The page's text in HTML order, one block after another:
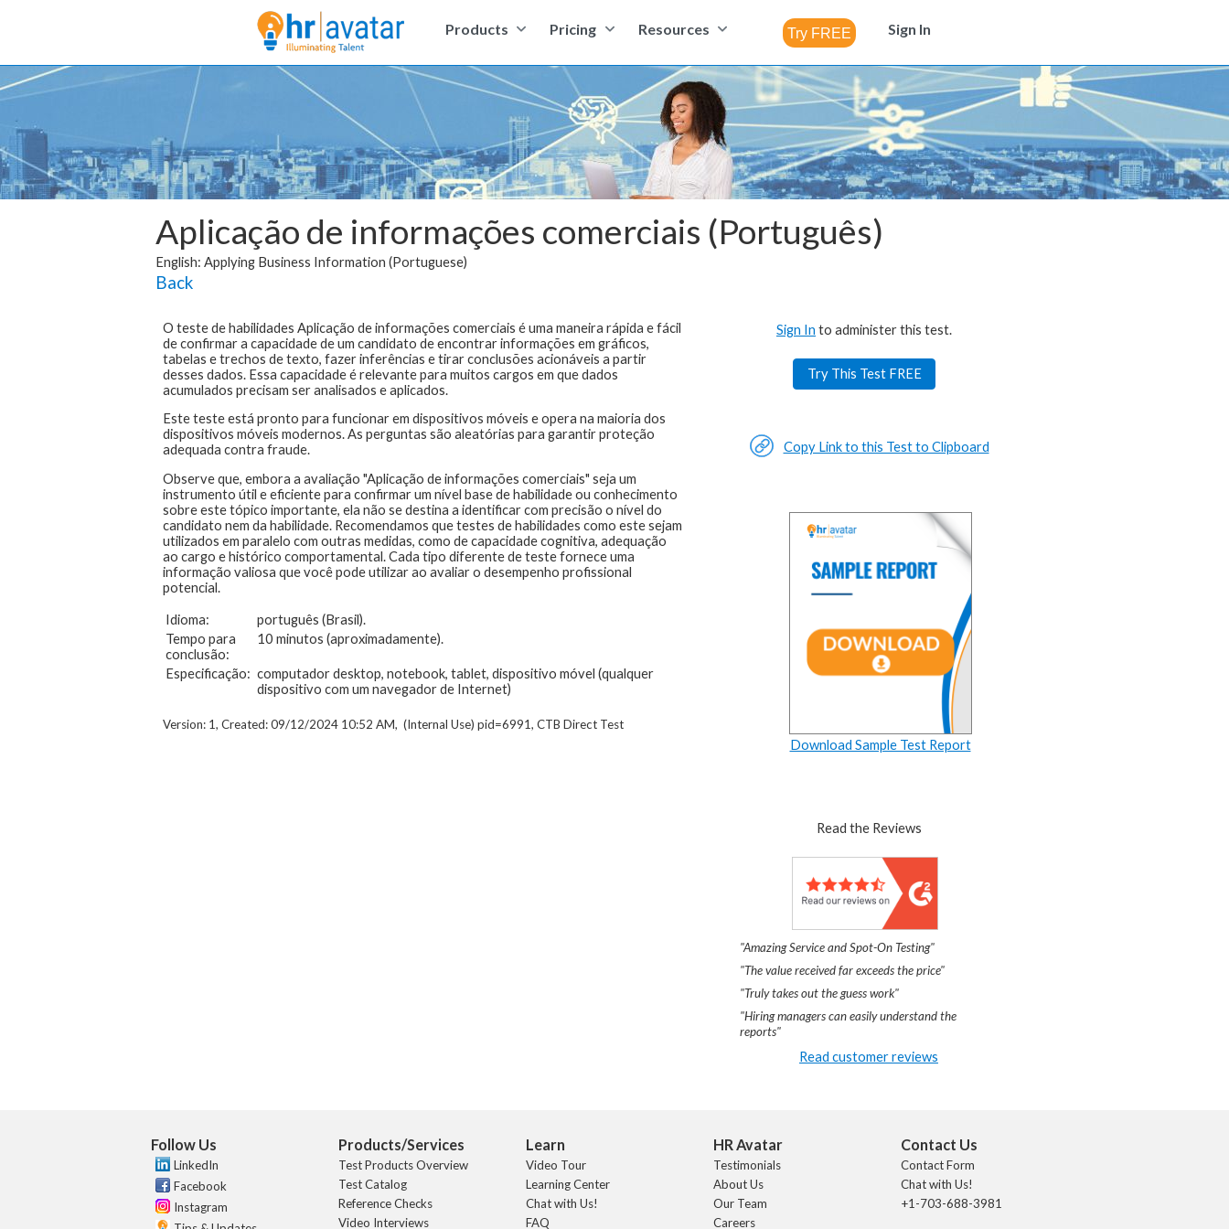
Products Pricing Resources Sign In
Aplicação de informações comerciais (Português)
English: Applying Business Information (Portuguese)
Back
O teste de habilidades Aplicação de informações comerciais é uma maneira rápida e fácil
de confirmar a capacidade de um candidato de encontrar informações em gráficos,
tabelas e trechos de texto, fazer inferências e tirar conclusões acionáveis a partir
desses dados. Essa capacidade é relevante para muitos cargos em que dados
acumulados precisam ser analisados e aplicados.
Este teste está pronto para funcionar em dispositivos móveis e opera na maioria dos
dispositivos móveis modernos. As perguntas são aleatórias para garantir proteção
adequada contra fraude.
Observe que, embora a avaliação "Aplicação de informações comerciais" seja um
instrumento útil e eficiente para confirmar um nível base de habilidade ou conhecimento
sobre este tópico importante, ela não se destina a identificar com precisão o nível do
candidato nem da habilidade. Recomendamos que testes de habilidades como este sejam
utilizados em paralelo com outras medidas, como de capacidade cognitiva, adequação
ao cargo e histórico comportamental. Cada tipo diferente de teste fornece uma
informação valiosa que você pode utilizar ao avaliar o desempenho profissional
potencial.
Idioma:
português (Brasil).
Tempo para
conclusão:
10 minutos (aproximadamente).
Especificação: computador desktop, notebook, tablet, dispositivo móvel (qualquer
dispositivo com um navegador de Internet)
Version: 1, Created: 09/12/2024 10:52 AM, (Internal Use) pid=6991, CTB Direct Test
Sign In to administer this test.
Try This Test FREE
Copy Link to this Test to Clipboard
Download Sample Test Report
Read the Reviews
"Amazing Service and Spot-On Testing"
"The value received far exceeds the price"
"Truly takes out the guess work"
"Hiring managers can easily understand the
reports"
Read customer reviews
Follow Us
LinkedIn
Facebook
Instagram
Products/Services
Test Products Overview
Test Catalog
Reference Checks
Video Interviews
Learn
Video Tour
Learning Center
Chat with Us!
FAQ
HR Avatar
Testimonials
About Us
Our Team
Careers
Contact Us
Contact Form
Chat with Us!
+1-703-688-3981